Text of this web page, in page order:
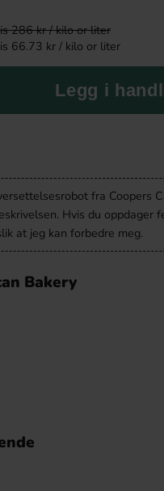
Köp
286 kr / kilo or liter
66.73 kr / kilo or liter
Legg i
fra Coopers
Hvis du oppdager
at jeg kan forbedre meg.
Bakery